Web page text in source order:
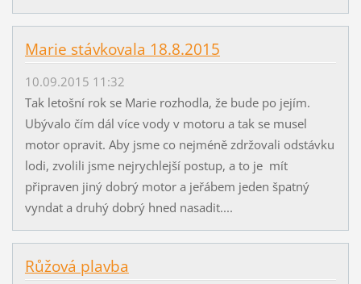
Marie stávkovala 18.8.2015
10.09.2015 11:32
Tak letošní rok se Marie rozhodla, že bude po jejím.
Ubývalo čím dál více vody v motoru a tak se musel
motor opravit. Aby jsme co nejméně zdržovali odstávku
lodi, zvolili jsme nejrychlejší postup, a to je mít
připraven jiný dobrý motor a jeřábem jeden špatný
vyndat a druhý dobrý hned nasadit....
Růžová plavba